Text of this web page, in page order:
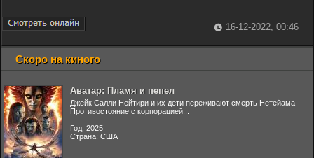
16-12-2022, 00:46
Скоро на киного
Аватар: Пламя и пепел
Джейк Салли Нейтири и их дети переживают смерть Нетейама
Противостояние с корпорацией...
Год: 2025
Страна: США